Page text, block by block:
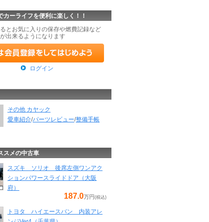
カーライフを便利に楽しく！！
とお気に入りの保存や燃費記録など
出来るようになります
ログイン
その他 カヤック
愛車紹介/パーツレビュー/整備手帳
スメの中古車
スズキ ソリオ 後席左側ワンアク
ションパワースライドドア（大阪
府）
187.0万円 (税込)
トヨタ ハイエースバン 内装アレ